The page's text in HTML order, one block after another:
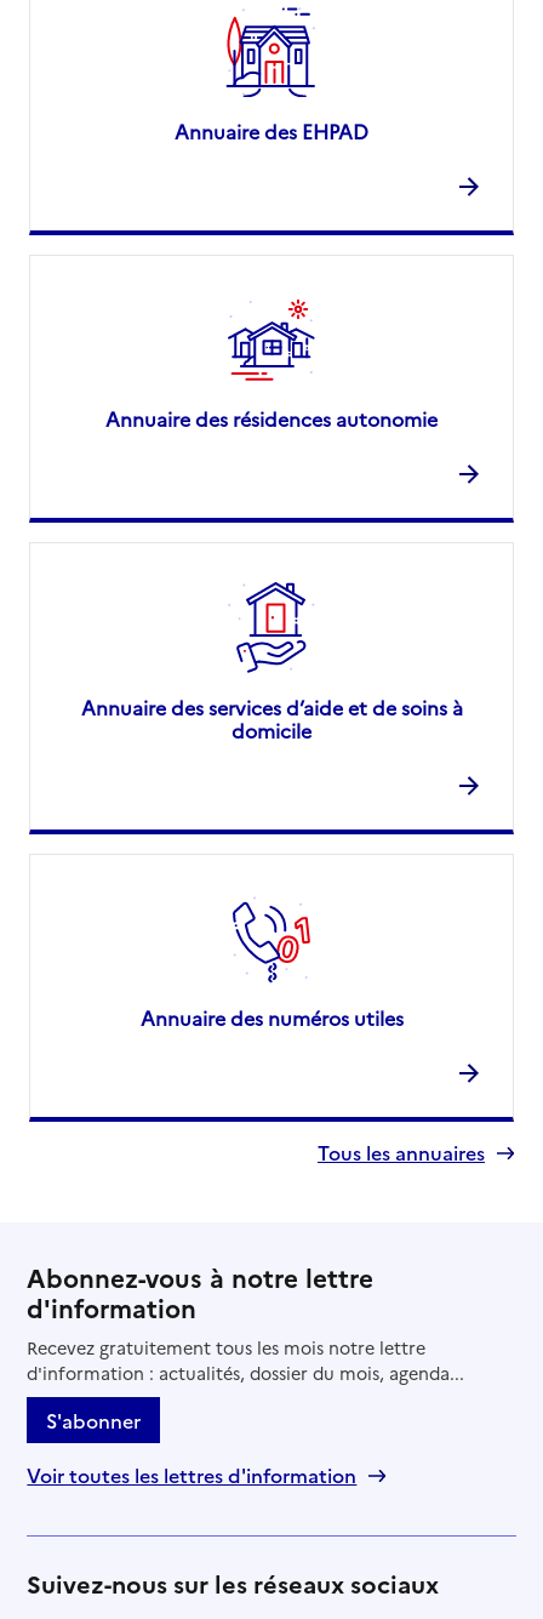
Annuaire des EHPAD
Annuaire des résidences autonomie
Annuaire des services d’aide et de soins à
domicile
Annuaire des numéros utiles
Tous les annuaires
Abonnez-vous à notre lettre
d'information
Recevez gratuitement tous les mois notre lettre
d'information : actualités, dossier du mois, agenda...
S'abonner
Voir toutes les lettres d'information
Suivez-nous sur les réseaux sociaux